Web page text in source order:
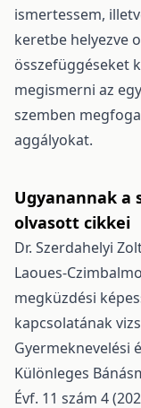
ismertessem,
keretbe helyezve
összefüggéseket
megismerni az
szemben
aggályokat.
Ugyanannak a
olvasott cikkei
Dr. Szerdahelyi
Laoues-
megküzdési
kapcsolatának
Gyermeknevelési
Különleges
Évf. 11 szám 4